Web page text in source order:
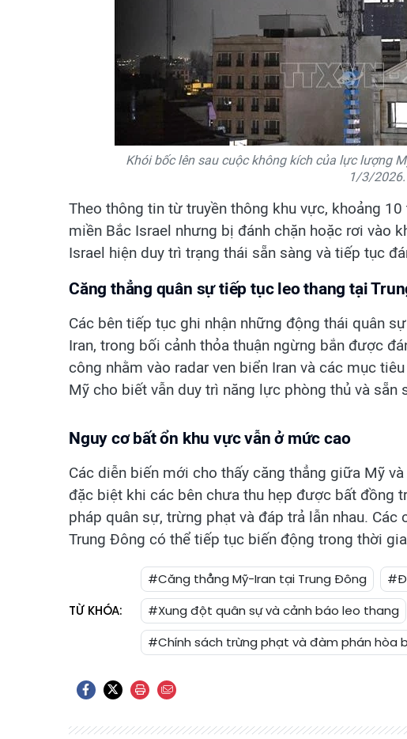
Khói bốc lên sau cuộc không kích của lực lượng
1/3/2026.
Theo thông tin từ truyền thông khu vực, khoảng
miền Bắc Israel nhưng bị đánh chặn hoặc rơi vào
Israel hiện duy trì trạng thái sẵn sàng và tiếp tục
Căng thẳng quân sự tiếp tục leo thang tại
Các bên tiếp tục ghi nhận những động thái quân
Iran, trong bối cảnh thỏa thuận ngừng bắn được
công nhằm vào radar ven biển Iran và các mục
Mỹ cho biết vẫn duy trì năng lực phòng thủ và
Nguy cơ bất ổn khu vực vẫn ở mức cao
Các diễn biến mới cho thấy căng thẳng giữa Mỹ
đặc biệt khi các bên chưa thu hẹp được bất đồng
pháp quân sự, trừng phạt và đáp trả lẫn nhau.
Trung Đông có thể tiếp tục biến động trong thời
TỪ KHÓA:
#Căng thẳng Mỹ-Iran tại Trung Đông
#Xung đột quân sự và cảnh báo leo thang
#Chính sách trừng phạt và đàm phán hòa